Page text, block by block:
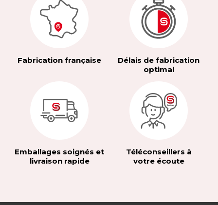
Fabrication française
Délais de fabrication
optimal
Emballages soignés et
livraison rapide
Téléconseillers à
votre écoute